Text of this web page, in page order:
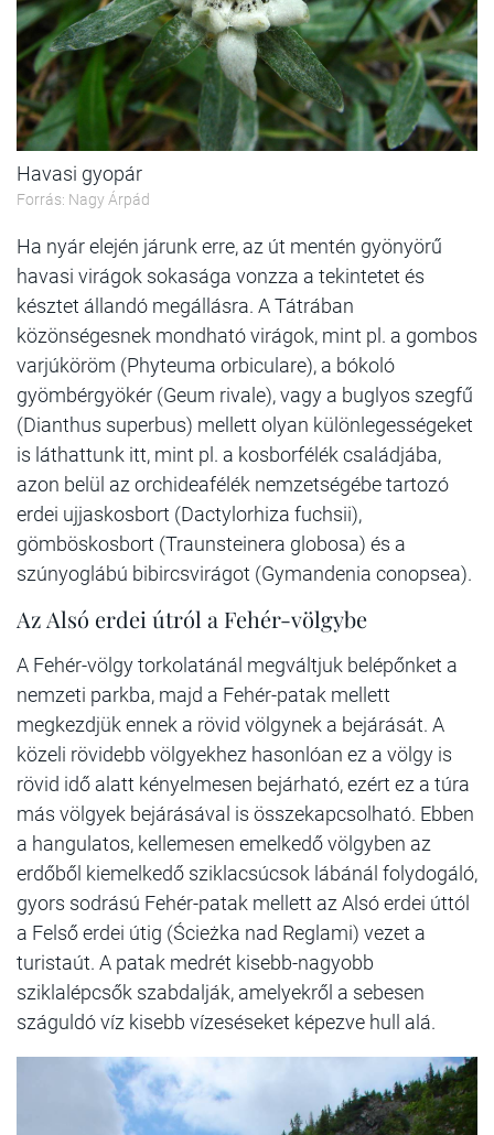
Havasi gyopár
Forrás: Nagy Árpád
Ha nyár elején járunk erre, az út mentén gyönyörű
havasi virágok sokasága vonzza a tekintetet és
késztet állandó megállásra. A Tátrában
közönségesnek mondható virágok, mint pl. a gombos
varjúköröm (Phyteuma orbiculare), a bókoló
gyömbérgyökér (Geum rivale), vagy a buglyos szegfű
(Dianthus superbus) mellett olyan különlegességeket
is láthattunk itt, mint pl. a kosborfélék családjába,
azon belül az orchideafélék nemzetségébe tartozó
erdei ujjaskosbort (Dactylorhiza fuchsii),
gömböskosbort (Traunsteinera globosa) és a
szúnyoglábú bibircsvirágot (Gymandenia conopsea).
Az Alsó erdei útról a Fehér-völgybe
A Fehér-völgy torkolatánál megváltjuk belépőnket a
nemzeti parkba, majd a Fehér-patak mellett
megkezdjük ennek a rövid völgynek a bejárását. A
közeli rövidebb völgyekhez hasonlóan ez a völgy is
rövid idő alatt kényelmesen bejárható, ezért ez a túra
más völgyek bejárásával is összekapcsolható. Ebben
a hangulatos, kellemesen emelkedő völgyben az
erdőből kiemelkedő sziklacsúcsok lábánál folydogáló,
gyors sodrású Fehér-patak mellett az Alsó erdei úttól
a Felső erdei útig (Ścieżka nad Reglami) vezet a
turistaút. A patak medrét kisebb-nagyobb
sziklalépcsők szabdalják, amelyekről a sebesen
száguldó víz kisebb vízeséseket képezve hull alá.